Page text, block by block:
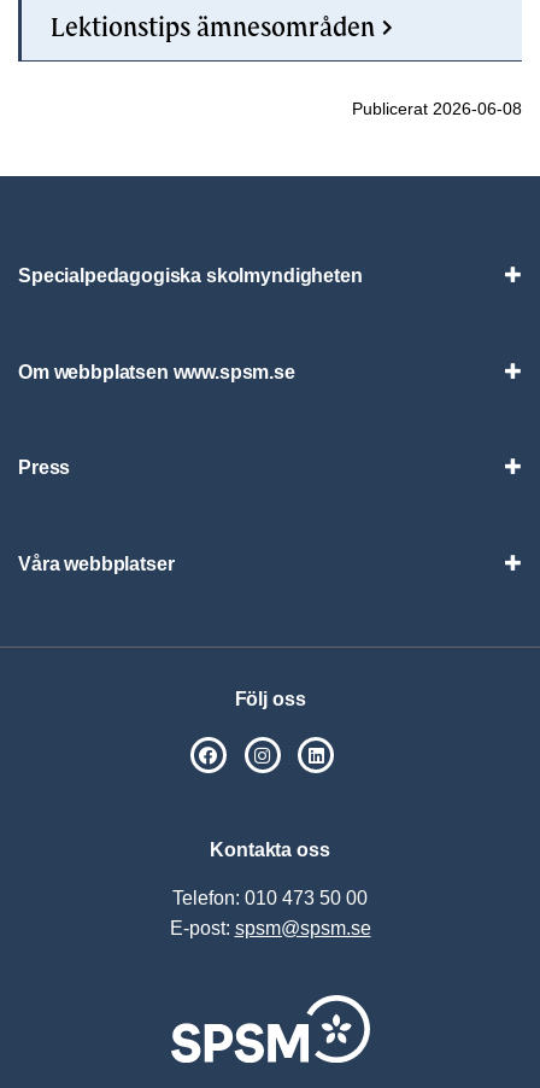
Lektionstips ämnesområden
Publicerat 2026-06-08
Specialpedagogiska skolmyndigheten
Om webbplatsen www.spsm.se
Press
Våra webbplatser
Följ oss
SPSM på Facebook
SPSM på Instagram
Kontakta oss
Telefon: 010 473 50 00
E-post: spsm@spsm.se